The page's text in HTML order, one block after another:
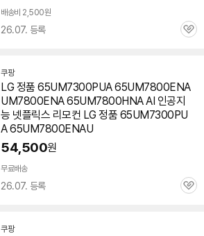
배송비 2,500원
26.07. 등록
관
쿠팡
LG 정품 65UM7300PUA 65UM7800ENA
UM7800ENA65UM7800HNAAI 인공지
능 넷플릭스 리모컨 LG 정품 65UM7300PU
A 65UM7800ENAU
54,500원
무료배송
26.07. 등록
관
쿠팡